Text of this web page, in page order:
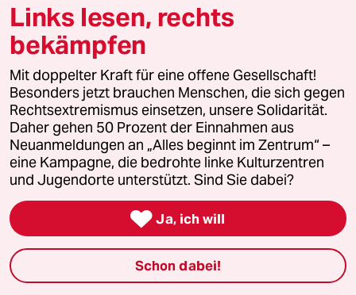
Niedrigwasser
Landtagswahl in Sachsen-Anhalt
Hybrider Krieg
Jemen
Ceuta
Hitze
Links lesen, rechts
bekämpfen
Mit doppelter Kraft für eine offene Gesellschaft!
Besonders jetzt brauchen Menschen, die sich gegen
Rechtsextremismus einsetzen, unsere Solidarität.
Daher gehen 50 Prozent der Einnahmen aus
Neuanmeldungen an „Alles beginnt im Zentrum“ –
eine Kampagne, die bedrohte linke Kulturzentren
und Jugendorte unterstützt. Sind Sie dabei?
 Ja, ich will
Schon dabei!